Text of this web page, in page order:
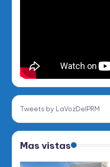
Tweets by LaVozDelPRM
Mas vistas